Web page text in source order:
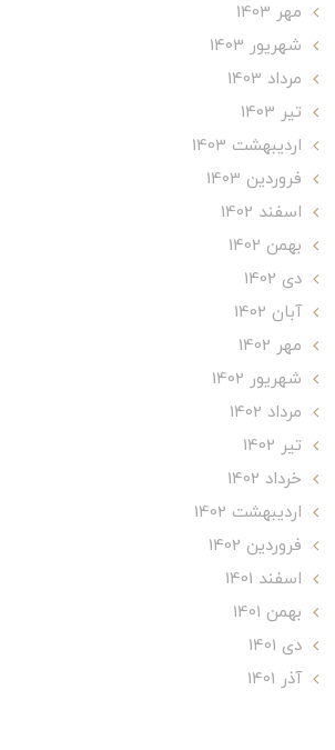
مهر 1403
شهریور 1403
مرداد 1403
تير 1403
ارديبهشت 1403
فروردین 1403
اسفند 1402
بهمن 1402
دی 1402
آبان 1402
مهر 1402
شهریور 1402
مرداد 1402
تير 1402
خرداد 1402
ارديبهشت 1402
فروردین 1402
اسفند 1401
بهمن 1401
دی 1401
آذر 1401